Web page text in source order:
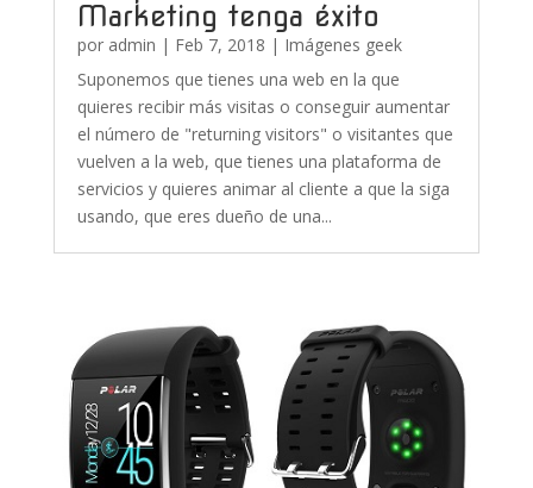
Marketing tenga éxito
por admin | Feb 7, 2018 | Imágenes geek
Suponemos que tienes una web en la que
quieres recibir más visitas o conseguir aumentar
el número de "returning visitors" o visitantes que
vuelven a la web, que tienes una plataforma de
servicios y quieres animar al cliente a que la siga
usando, que eres dueño de una...